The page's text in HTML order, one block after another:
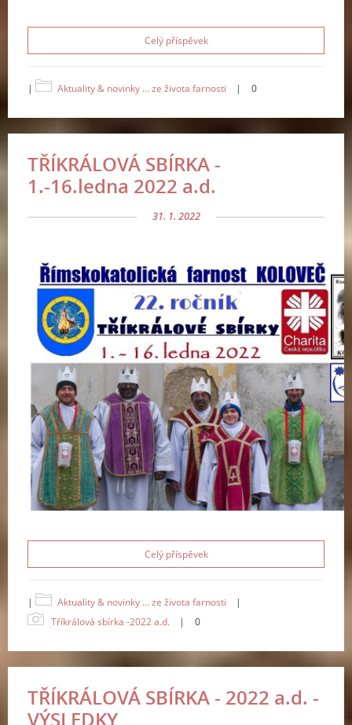
Celý příspěvek
| Aktuality & novinky ... ze života farnosti | 0
TŘÍKRÁLOVÁ SBÍRKA -
1.-16.ledna 2022 a.d.
31. 1. 2022
Celý příspěvek
| Aktuality & novinky ... ze života farnosti
|
Tříkrálová sbírka -2022 a.d.
| 0
TŘÍKRÁLOVÁ SBÍRKA - 2022 a.d. -
VÝSLEDKY